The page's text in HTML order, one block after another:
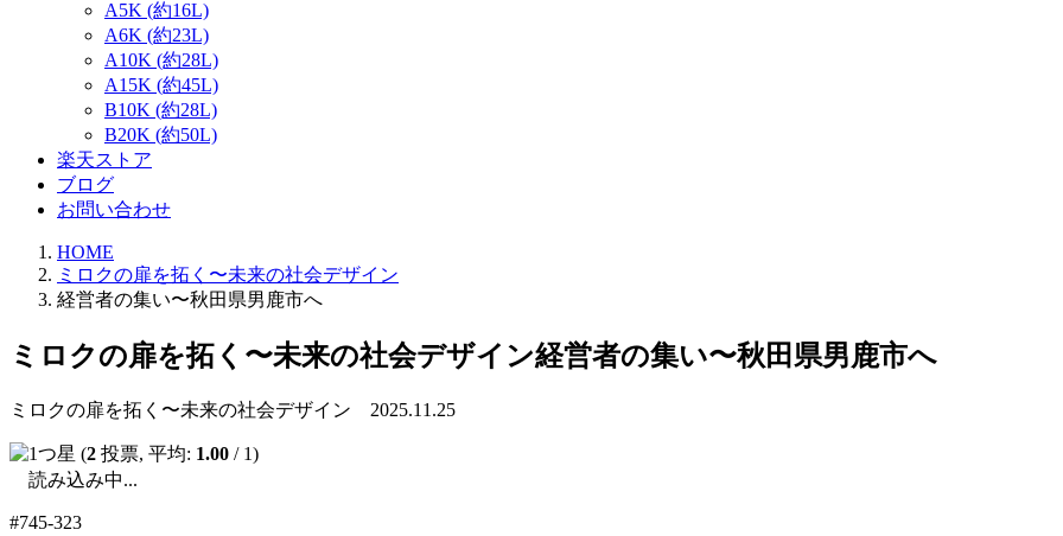
A5K (約16L)
A6K (約23L)
A10K (約28L)
A15K (約45L)
B10K (約28L)
B20K (約50L)
楽天ストア
ブログ
お問い合わせ
HOME
ミロクの扉を拓く〜未来の社会デザイン
経営者の集い〜秋田県男鹿市へ
ミロクの扉を拓く〜未来の社会デザイン経営者の集い〜秋田県男鹿市へ
ミロクの扉を拓く〜未来の社会デザイン 2025.11.25
(2 投票, 平均: 1.00 / 1)
読み込み中...
#745-323